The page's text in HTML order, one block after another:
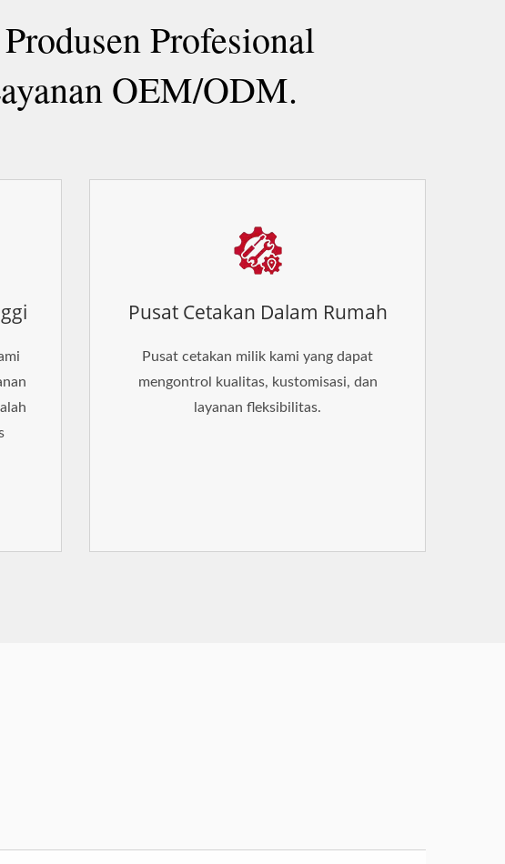
Profesional
OEM/ODM.
Pusat Cetakan Dalam Rumah
Pusat cetakan milik kami yang dapat
mengontrol kualitas, kustomisasi, dan
layanan fleksibilitas.